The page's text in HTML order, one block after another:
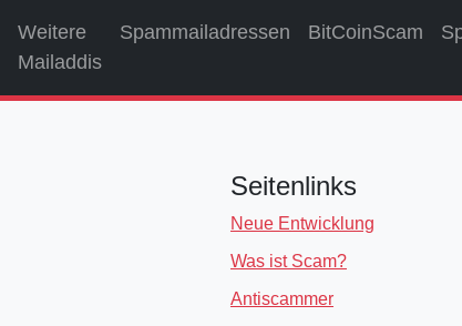
Weitere
Mailaddis
Spammailadressen BitCoinScam
Seitenlinks
Neue Entwicklung
Was ist Scam?
Antiscammer